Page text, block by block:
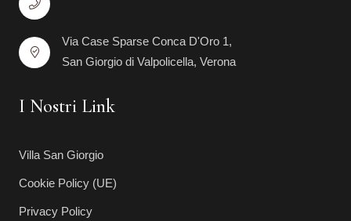
Via Case Sparse Conca D'Oro 1,
San Giorgio di Valpolicella, Verona
I Nostri Link
Villa San Giorgio
Cookie Policy (UE)
Privacy Policy